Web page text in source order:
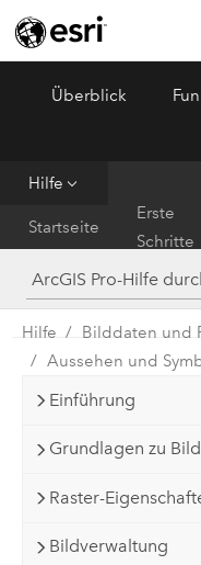
ArcGIS Pro
Überblick
Hilfe
Startseite
Erste
Schritte
Hilfe
Bilddaten und
Aussehen und
Einführung
Grundlagen zu
Raster-
Bildverwaltung